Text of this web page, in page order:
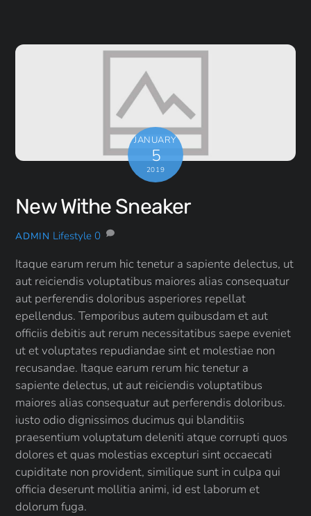
JANUARY
5
2019
New Withe Sneaker
ADMIN Lifestyle 0
Itaque earum rerum hic tenetur a sapiente delectus, ut
aut reiciendis voluptatibus maiores alias consequatur
aut perferendis doloribus asperiores repellat
epellendus. Temporibus autem quibusdam et aut
officiis debitis aut rerum necessitatibus saepe eveniet
ut et voluptates repudiandae sint et molestiae non
recusandae. Itaque earum rerum hic tenetur a
sapiente delectus, ut aut reiciendis voluptatibus
maiores alias consequatur aut perferendis doloribus.
iusto odio dignissimos ducimus qui blanditiis
praesentium voluptatum deleniti atque corrupti quos
dolores et quas molestias excepturi sint occaecati
cupiditate non provident, similique sunt in culpa qui
officia deserunt mollitia animi, id est laborum et
dolorum fuga.